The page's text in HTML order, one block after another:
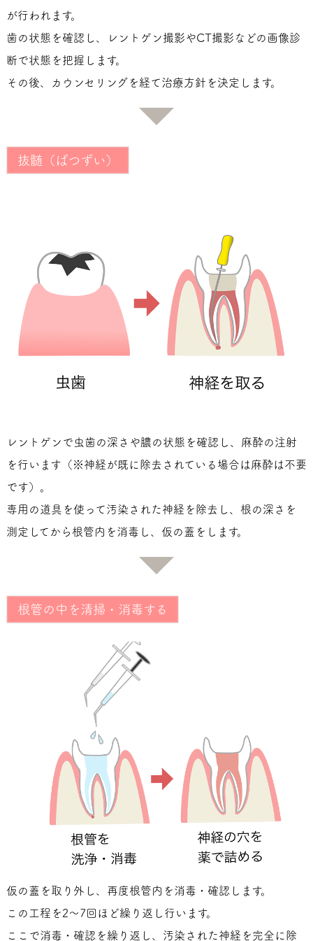
が行われます。
歯の状態を確認し、レントゲン撮影やCT撮影などの画像診
断で状態を把握します。
その後、カウンセリングを経て治療方針を決定します。
抜髄（ばつずい）
レントゲンで虫歯の深さや膿の状態を確認し、麻酔の注射
を行います（※神経が既に除去されている場合は麻酔は不要
です）。
専用の道具を使って汚染された神経を除去し、根の深さを
測定してから根管内を消毒し、仮の蓋をします。
根管の中を清掃・消毒する
仮の蓋を取り外し、再度根管内を消毒・確認します。
この工程を2～7回ほど繰り返し行います。
ここで消毒・確認を繰り返し、汚染された神経を完全に除